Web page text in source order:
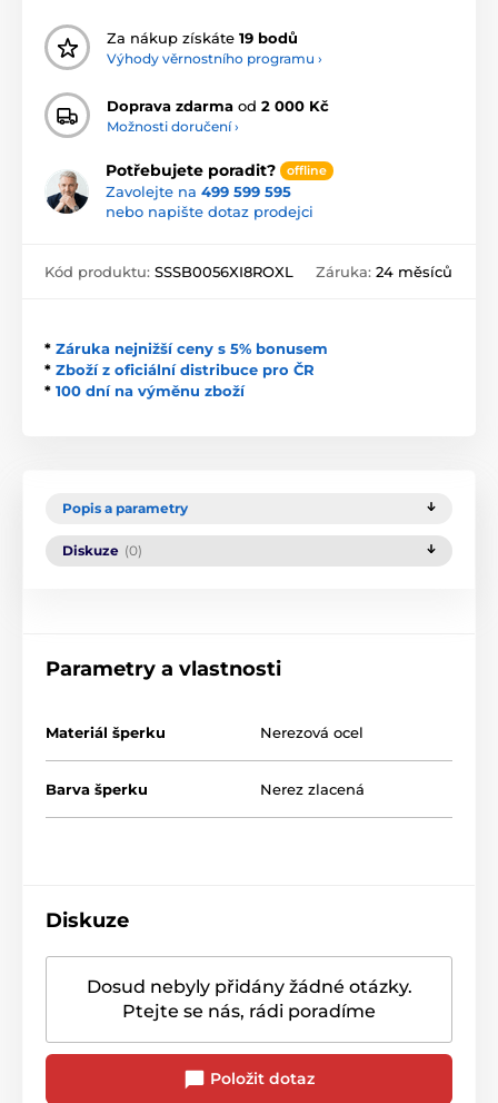
Za nákup získáte 19 bodů
Výhody věrnostního programu ›
Doprava zdarma od 2 000 Kč
Možnosti doručení ›
Potřebujete poradit? offline
Zavolejte na 499 599 595
nebo napište dotaz prodejci
Kód produktu: SSSB0056XI8ROXL Záruka: 24 měsíců
* Záruka nejnižší ceny s 5% bonusem
* Zboží z oficiální distribuce pro ČR
* 100 dní na výměnu zboží
Popis a parametry
Diskuze (0)
Parametry a vlastnosti
Materiál šperku Nerezová ocel
Barva šperku Nerez zlacená
Diskuze
Dosud nebyly přidány žádné otázky.
Ptejte se nás, rádi poradíme
Položit dotaz